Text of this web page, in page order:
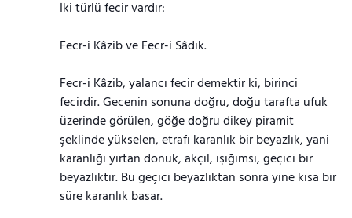
İki türlü fecir vardır:
Fecr-i Kâzib ve Fecr-i Sâdık.
Fecr-i Kâzib, yalancı fecir demektir ki, birinci
fecirdir. Gecenin sonuna doğru, doğu tarafta ufuk
üzerinde görülen, göğe doğru dikey piramit
şeklinde yükselen, etrafı karanlık bir beyazlık, yani
karanlığı yırtan donuk, akçıl, ışığımsı, geçici bir
beyazlıktır. Bu geçici beyazlıktan sonra yine kısa bir
süre karanlık basar.